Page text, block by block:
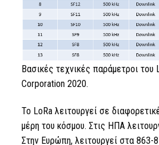
Βασικές τεχνικές παράμετροι του
Corporation 2020.
Το LoRaλειτουργεί σε
μέρη του κόσμου. Στις ΗΠΑ
Στην Ευρώπη, λειτουργεί στα 863-